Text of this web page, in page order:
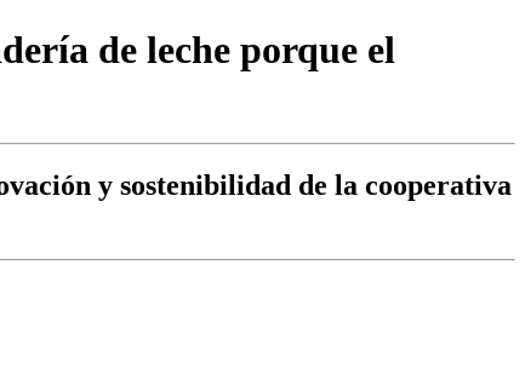
de leche porque el
y sostenibilidad de la cooperativa